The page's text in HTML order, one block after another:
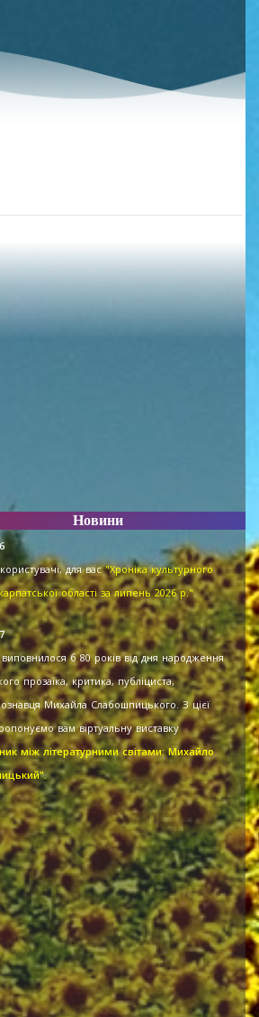
Новини
для вас"Хроніка культурного
області за липень 2026 р.".
б 80 років від дня народження
прозаїка, критика, публіциста,
Михайла Слабошпицького. З цієї
вам віртуальну виставку
між літературними світами: Михайло